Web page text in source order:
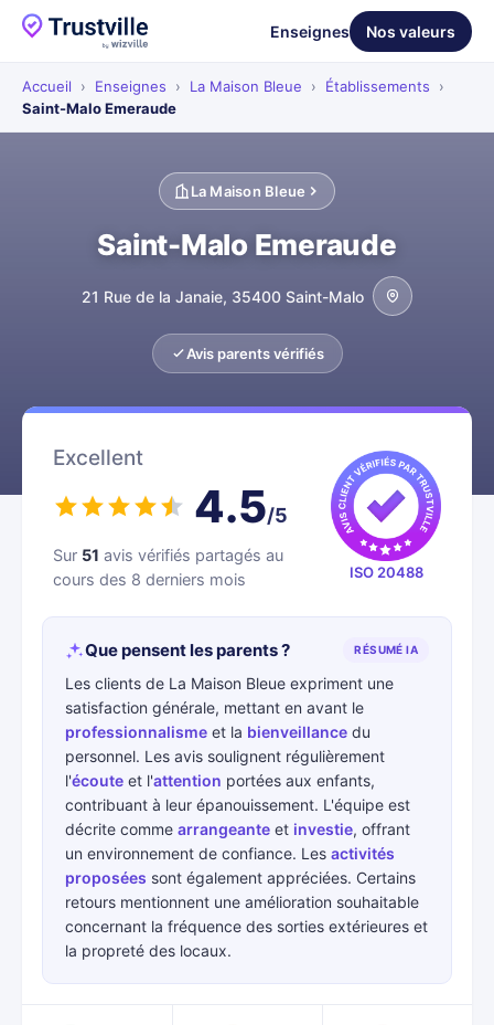
Enseignes Nos valeurs
Accueil › Enseignes › La Maison Bleue › Établissements
›
Saint-Malo Emeraude
La Maison Bleue
Saint-Malo Emeraude
21 Rue de la Janaie, 35400 Saint-Malo
Avis parents vérifiés
Excellent
4.5/5
Sur 51 avis vérifiés partagés au
cours des 8 derniers mois
ISO 20488
Que pensent les parents ? RÉSUMÉ IA
Les clients de La Maison Bleue expriment une
satisfaction générale, mettant en avant le
professionnalisme et la bienveillance du
personnel. Les avis soulignent régulièrement
l'écoute et l'attention portées aux enfants,
contribuant à leur épanouissement. L'équipe est
décrite comme arrangeante et investie, offrant
un environnement de confiance. Les activités
proposées sont également appréciées. Certains
retours mentionnent une amélioration souhaitable
concernant la fréquence des sorties extérieures et
la propreté des locaux.